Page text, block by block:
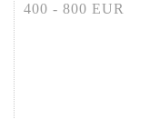
400 - 800 EUR